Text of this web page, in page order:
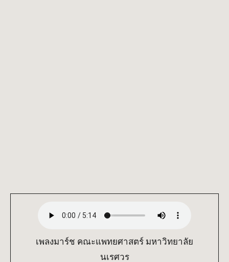
เพลงมาร์ช คณะแพทยศาสตร์ มหาวิทยาลัย
นเรศวร